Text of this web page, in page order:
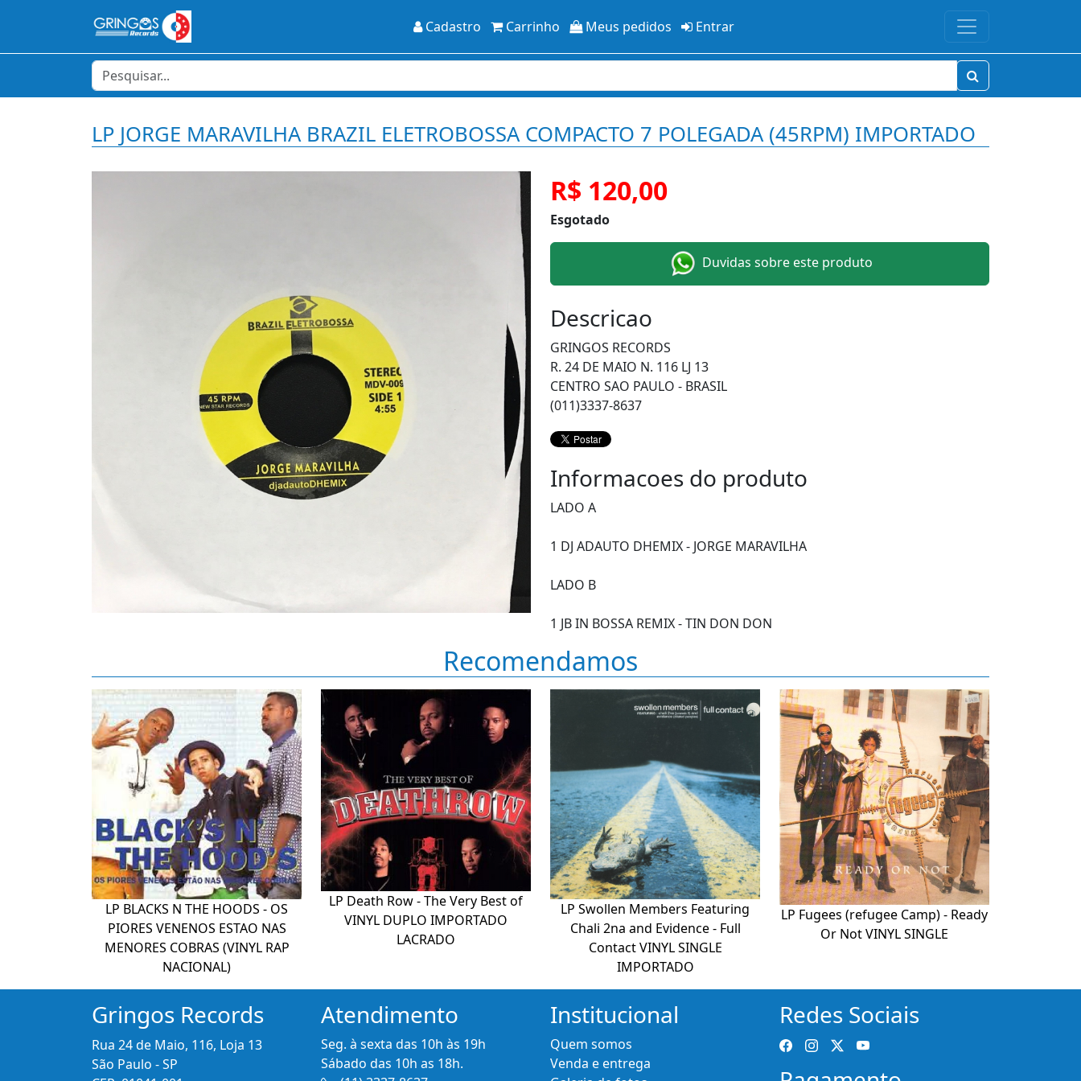
Cadastro Carrinho Meus pedidos Entrar
LP JORGE MARAVILHA BRAZIL ELETROBOSSA COMPACTO 7 POLEGADA (45RPM) IMPORTADO
R$ 120,00
Esgotado
Duvidas sobre este produto
Descricao
GRINGOS RECORDS
R. 24 DE MAIO N. 116 LJ 13
CENTRO SAO PAULO - BRASIL
(011)3337-8637
Informacoes do produto
LADO A
1 DJ ADAUTO DHEMIX - JORGE MARAVILHA
LADO B
1 JB IN BOSSA REMIX - TIN DON DON
Recomendamos
LP BLACKS N THE HOODS - OS
PIORES VENENOS ESTAO NAS
MENORES COBRAS (VINYL RAP
NACIONAL)
LP Death Row - The Very Best of
VINYL DUPLO IMPORTADO
LACRADO
LP Swollen Members Featuring
Chali 2na and Evidence - Full
Contact VINYL SINGLE
IMPORTADO
LP Fugees (refugee Camp) - Ready
Or Not VINYL SINGLE
Gringos Records
Rua 24 de Maio, 116, Loja 13
São Paulo - SP
Atendimento
Seg. à sexta das 10h às 19h
Sábado das 10h as 18h.
Institucional
Quem somos
Venda e entrega
Redes Sociais